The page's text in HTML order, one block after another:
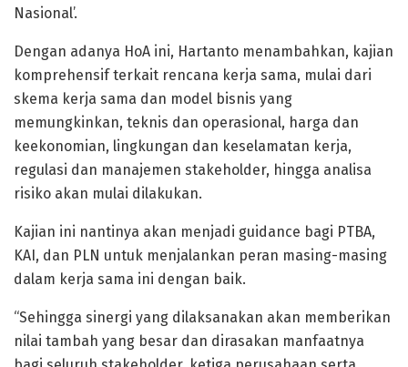
Nasional’.
Dengan adanya HoA ini, Hartanto menambahkan, kajian
komprehensif terkait rencana kerja sama, mulai dari
skema kerja sama dan model bisnis yang
memungkinkan, teknis dan operasional, harga dan
keekonomian, lingkungan dan keselamatan kerja,
regulasi dan manajemen stakeholder, hingga analisa
risiko akan mulai dilakukan.
Kajian ini nantinya akan menjadi guidance bagi PTBA,
KAI, dan PLN untuk menjalankan peran masing-masing
dalam kerja sama ini dengan baik.
“Sehingga sinergi yang dilaksanakan akan memberikan
nilai tambah yang besar dan dirasakan manfaatnya